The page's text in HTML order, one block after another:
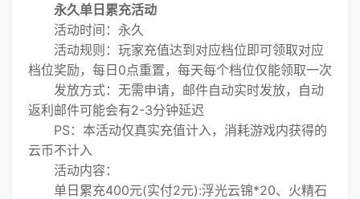
永久单日累充活动
活动时间：永久
活动规则：玩家充值达到对应档位即可领取对应
档位奖励，每日0点重置，每天每个档位仅能领取一次
发放方式：无需申请，邮件自动实时发放，自动
返利邮件可能会有2-3分钟延迟
PS：本活动仅真实充值计入，消耗游戏内获得的
云币不计入
活动内容：
单日累充400元(实付2元):浮光云锦*20、火精石